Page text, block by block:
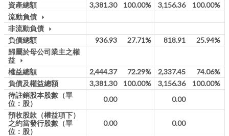
資產總額 3,381.30 100.00% 3,156.36
100.00%
流動負債 arrow_drop_down
非流動負債 arrow_drop_down
負債總額 936.93 27.71% 818.91
25.94%
歸屬於母公司業主之權
益 arrow_drop_down
權益總額 2,444.37 72.29% 2,337.45
74.06%
負債及權益總額
3,381.30 100.00% 3,156.36
100.00%
待註銷股本股數（單
位：股）
0.00
0.00
預收股款（權益項下）
之約當發行股數（單
位：股）
0.00 0.00